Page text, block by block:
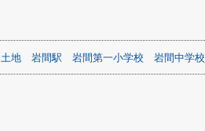
土地 岩間駅 岩間第一小学校 岩間中学校